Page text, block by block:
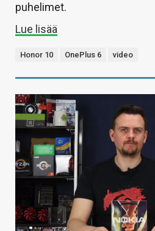
puhelimet.
Lue lisää
Honor 10 OnePlus 6 video